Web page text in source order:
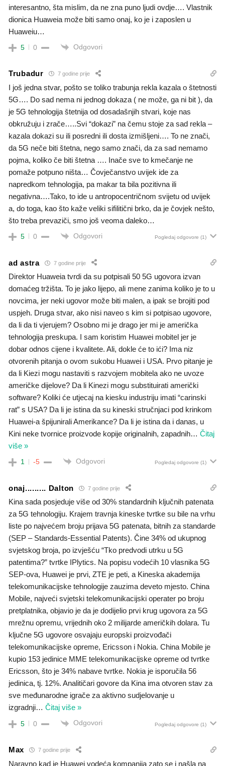
interesantno, šta mislim, da ne zna puno ljudi ovdje…. Vlastnik
dionica Huaweia može biti samo onaj, ko je i zaposlen u
Huaweiu…
5 0 Odgovori
Trubadur 7 godine prije
I još jedna stvar, pošto se toliko trabunja rekla kazala o štetnosti
5G…. Do sad nema ni jednog dokaza ( ne može, ga ni bit ), da
je 5G tehnologija štetnija od dosadašnjih stvari, koje nas
obkružuju i zrače…..Svi “dokazi” na čemu stoje za sad rekla –
kazala dokazi su ili posredni ili dosta izmišljeni…. To ne znači,
da 5G neče biti štetna, nego samo znači, da za sad nemamo
pojma, koliko če biti štetna …. Inače sve to kmečanje ne
pomaže potpuno ništa… Čovječanstvo uvijek ide za
napredkom tehnologija, pa makar ta bila pozitivna ili
negativna….Tako, to ide u antropocentričnom svijetu od uvijek
a, do toga, kao što kaže veliki sifilitični brko, da je čovjek nešto,
što treba prevaziči, smo još veoma daleko…
5 0 Odgovori Pogledaj odgovore (1)
ad astra 7 godine prije
Direktor Huaweia tvrdi da su potpisali 50 5G ugovora izvan
domaćeg tržišta. To je jako lijepo, ali mene zanima koliko je to u
novcima, jer neki ugovor može biti malen, a ipak se brojiti pod
uspjeh. Druga stvar, ako nisi naveo s kim si potpisao ugovore,
da li da ti vjerujem? Osobno mi je drago jer mi je američka
tehnologija preskupa. I sam koristim Huawei mobitel jer je
dobar odnos cijene i kvalitete. Ali, dokle će to ići? Ima niz
otvorenih pitanja o ovom sukobu Huawei i USA. Prvo pitanje je
da li Kiezi mogu nastaviti s razvojem mobitela ako ne uvoze
američke dijelove? Da li Kinezi mogu substituirati američki
software? Koliki će utjecaj na kiesku industriju imati “carinski
rat” s USA? Da li je istina da su kineski stručnjaci pod krinkom
Huawei-a špijunirali Amerikance? Da li je istina da i danas, u
Kini neke tvornice proizvode kopije originalnih, zapadnih… Čitaj
više »
1 -5 Odgovori Pogledaj odgovore (1)
onaj......... Dalton 7 godine prije
Kina sada posjeduje više od 30% standardnih ključnih patenata
za 5G tehnologiju. Krajem travnja kineske tvrtke su bile na vrhu
liste po najvećem broju prijava 5G patenata, bitnih za standarde
(SEP – Standards-Essential Patents). Čine 34% od ukupnog
svjetskog broja, po izvješću “Tko predvodi utrku u 5G
patentima?” tvrtke IPlytics. Na popisu vodećih 10 vlasnika 5G
SEP-ova, Huawei je prvi, ZTE je peti, a Kineska akademija
telekomunikacijske tehnologije zauzima deveto mjesto. China
Mobile, najveći svjetski telekomunikacijski operater po broju
pretplatnika, objavio je da je dodijelio prvi krug ugovora za 5G
mrežnu opremu, vrijednih oko 2 milijarde američkih dolara. Tu
ključne 5G ugovore osvajaju europski proizvođači
telekomunikacijske opreme, Ericsson i Nokia. China Mobile je
kupio 153 jedinice MME telekomunikacijske opreme od tvrtke
Ericsson, što je 34% nabave tvrtke. Nokia je isporučila 56
jedinica, tj. 12%. Analitičari govore da Kina ima otvoren stav za
sve međunarodne igrače za aktivno sudjelovanje u
izgradnji… Čitaj više »
5 0 Odgovori Pogledaj odgovore (1)
Max 7 godine prije
Naravno kad je Huawei vodeća kompanija zato se i našla na